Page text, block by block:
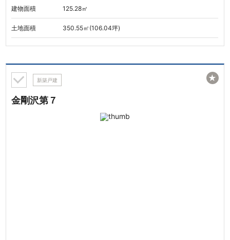
建物面積 125.28㎡
土地面積 350.55㎡(106.04坪)
新築戸建
金剛沢第７
★